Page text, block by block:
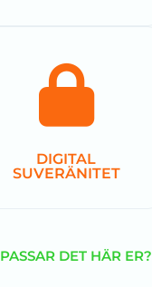
DIGITAL
SUVERÄNITET
PASSAR DET HÄR ER?